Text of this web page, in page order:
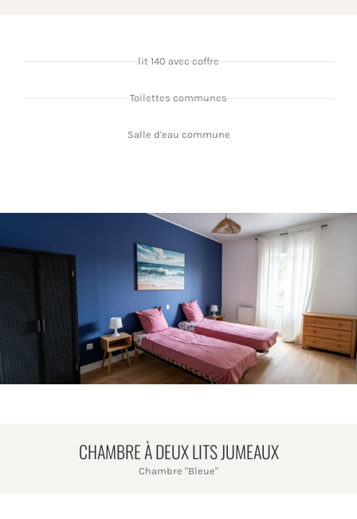
lit 140 avec coffre
Toilettes communes
Salle d'eau commune
CHAMBRE À DEUX LITS JUMEAUX
Chambre "Bleue"